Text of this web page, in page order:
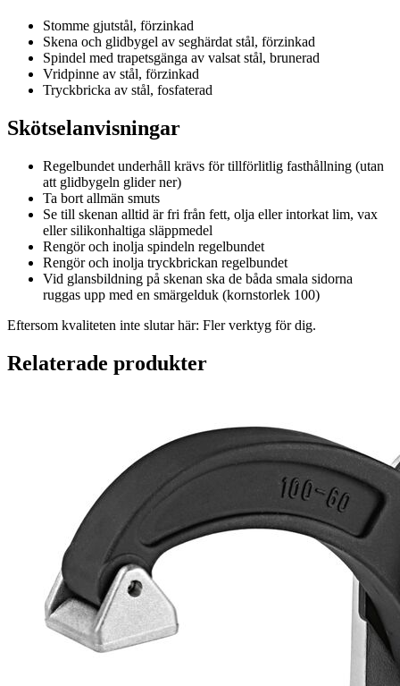
Stomme gjutstål, förzinkad
Skena och glidbygel av seghärdat stål, förzinkad
Spindel med trapetsgänga av valsat stål, brunerad
Vridpinne av stål, förzinkad
Tryckbricka av stål, fosfaterad
Skötselanvisningar
Regelbundet underhåll krävs för tillförlitlig fasthållning (utan
att glidbygeln glider ner)
Ta bort allmän smuts
Se till skenan alltid är fri från fett, olja eller intorkat lim, vax
eller silikonhaltiga släppmedel
Rengör och inolja spindeln regelbundet
Rengör och inolja tryckbrickan regelbundet
Vid glansbildning på skenan ska de båda smala sidorna
ruggas upp med en smärgelduk (kornstorlek 100)
Eftersom kvaliteten inte slutar här: Fler verktyg för dig.
Relaterade produkter